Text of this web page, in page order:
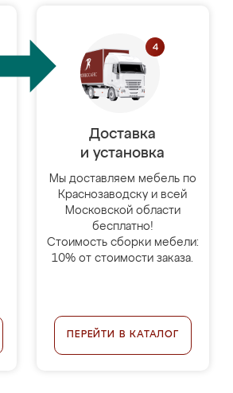
Доставка
и установка
Мы доставляем мебель по
Краснозаводску и всей
Московской области
бесплатно!
Стоимость сборки мебели:
10% от стоимости заказа.
ПЕРЕЙТИ В КАТАЛОГ